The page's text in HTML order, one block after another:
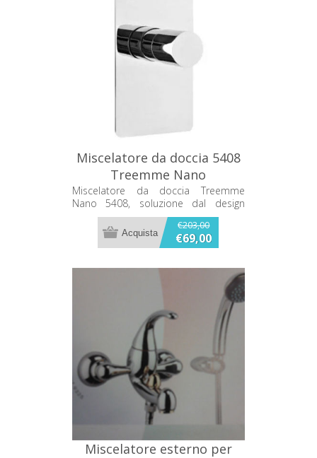
Miscelatore da doccia 5408
Treemme Nano
Miscelatore da doccia Treemme
Nano 5408, soluzione dal design
essenziale per l’impianto doccia.
€203,00
€69,00
Miscelatore esterno per